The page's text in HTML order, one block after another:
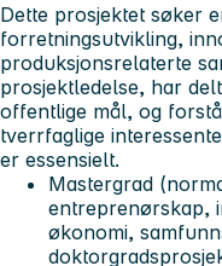
Dette prosjektet søker
forretningsutvikling,
produksjonsrelaterte
prosjektledelse, har
offentlige mål, og
tverrfaglige
er essensielt.
Mastergrad
entreprenørskap,
økonomi,